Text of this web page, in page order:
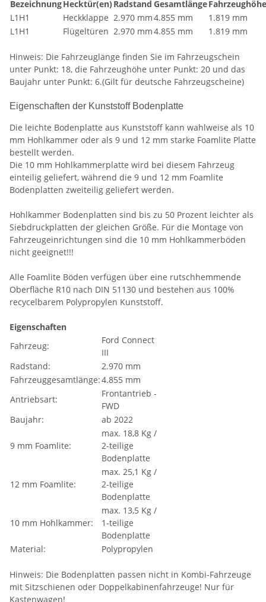
BezeichnungHecktür(en)Radstand GesamtlängeFahrzeughöhe
L1H1
Heckklappe 2.970 mm4.855 mm
1.819 mm
L1H1
Flügeltüren 2.970 mm4.855 mm 1.819 mm
Hinweis: Die Fahrzeuglänge finden Sie im Fahrzeugschein
unter Punkt: 18, die Fahrzeughöhe unter Punkt: 20 und das
Baujahr unter Punkt: 6.(Gilt für deutsche Fahrzeugscheine)
Eigenschaften der Kunststoff Bodenplatte
Die leichte Bodenplatte aus Kunststoff kann wahlweise als 10
mm Hohlkammer oder als 9 und 12 mm starke Foamlite Platte
bestellt werden.
Die 10 mm Hohlkammerplatte wird bei diesem Fahrzeug
einteilig geliefert, während die 9 und 12 mm Foamlite
Bodenplatten zweiteilig geliefert werden.
Hohlkammer Bodenplatten sind bis zu 50 Prozent leichter als
Siebdruckplatten der gleichen Größe. Für die Montage von
Fahrzeugeinrichtungen sind die 10 mm Hohlkammerböden
nicht geeignet!!!
Alle Foamlite Böden verfügen über eine rutschhemmende
Oberfläche R10 nach DIN 51130 und bestehen aus 100%
recycelbarem Polypropylen Kunststoff.
Eigenschaften
Fahrzeug:
Ford Connect
III
Radstand:
2.970 mm
Fahrzeuggesamtlänge:4.855 mm
Antriebsart:
Frontantrieb -
FWD
Baujahr:
ab 2022
9 mm Foamlite:
max. 18,8 Kg /
2-teilige
Bodenplatte
12 mm Foamlite:
max. 25,1 Kg /
2-teilige
Bodenplatte
10 mm Hohlkammer:
max. 13,5 Kg /
1-teilige
Bodenplatte
Material:
Polypropylen
Hinweis: Die Bodenplatten passen nicht in Kombi-Fahrzeuge
mit Sitzschienen oder Doppelkabinenfahrzeuge! Nur für
Kastenwagen!